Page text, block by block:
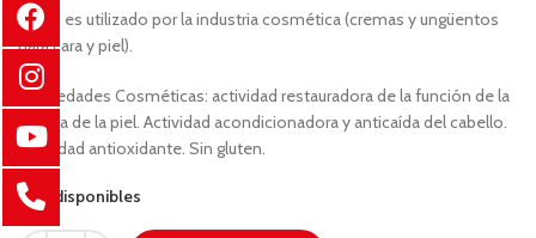
Usos: es utilizado por la industria cosmética (cremas y ungüentos
para cara y piel).
Propiedades Cosméticas: actividad restauradora de la función de la
barrera de la piel. Actividad acondicionadora y anticaída del cabello.
Actividad antioxidante. Sin gluten.
6 disponibles